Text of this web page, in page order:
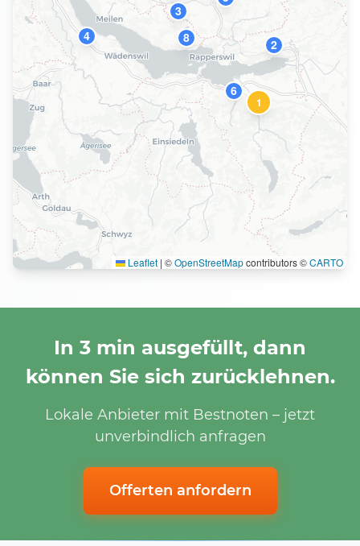
1
2
3
4
6
8
Leaflet | ©OpenStreetMapcontributors ©CARTO
In 3 min ausgefüllt, dann
können Sie sich zurücklehnen.
Lokale Anbieter mit Bestnoten – jetzt
unverbindlich anfragen
Offerten anfordern